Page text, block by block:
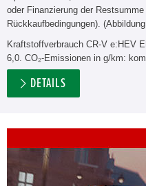
oder Finanzierung der
Rückkaufbedingungen).
Kraftstoffverbrauch CR-V e:HEV
6,0. CO₂-Emissionen in g/km:
DETAILS